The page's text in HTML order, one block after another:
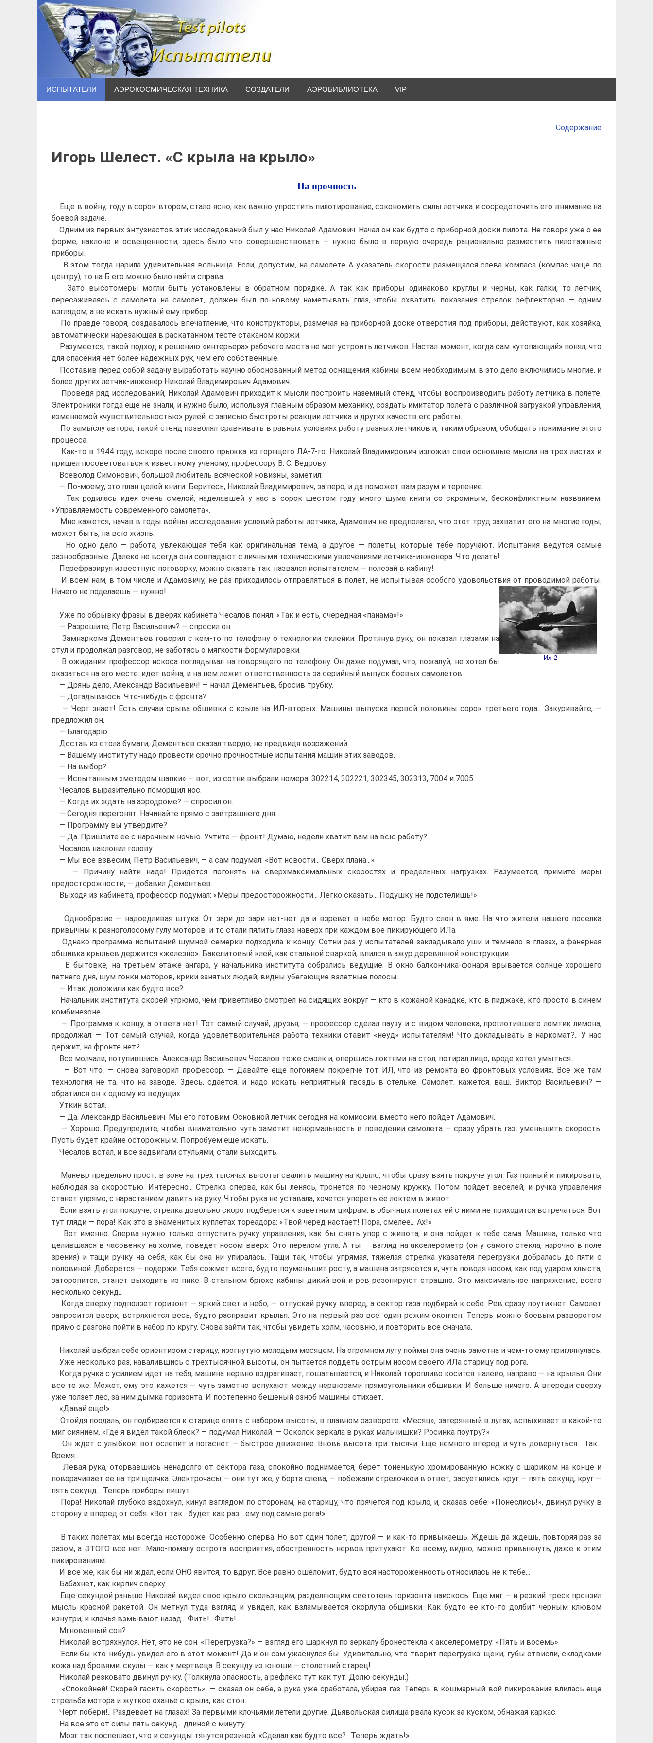
Наверх
ИСПЫТАТЕЛИ АЭРОКОСМИЧЕСКАЯ ТЕХНИКА СОЗДАТЕЛИ АЭРОБИБЛИОТЕКА VIP
Содержание
Игорь Шелест. «С крыла на крыло»
На прочность
Еще в войну, году в сорок втором, стало ясно, как важно упростить пилотирование, сэкономить силы летчика и сосредоточить его внимание на
боевой задаче.
Одним из первых энтузиастов этих исследований был у нас Николай Адамович. Начал он как будто с приборной доски пилота. Не говоря уже о ее
форме, наклоне и освещенности, здесь было что совершенствовать — нужно было в первую очередь рационально разместить пилотажные
приборы.
В этом тогда царила удивительная вольница. Если, допустим, на самолете А указатель скорости размещался слева компаса (компас чаще по
центру), то на Б его можно было найти справа.
Зато высотомеры могли быть установлены в обратном порядке. А так как приборы одинаково круглы и черны, как галки, то летчик,
пересаживаясь с самолета на самолет, должен был по-новому наметывать глаз, чтобы охватить показания стрелок рефлекторно — одним
взглядом, а не искать нужный ему прибор.
По правде говоря, создавалось впечатление, что конструкторы, размечая на приборной доске отверстия под приборы, действуют, как хозяйка,
автоматически нарезающая в раскатанном тесте стаканом коржи.
Разумеется, такой подход к решению «интерьера» рабочего места не мог устроить летчиков. Настал момент, когда сам «утопающий» понял, что
для спасения нет более надежных рук, чем его собственные.
Поставив перед собой задачу выработать научно обоснованный метод оснащения кабины всем необходимым, в это дело включились многие, и
более других летчик-инженер Николай Владимирович Адамович.
Проведя ряд исследований, Николай Адамович приходит к мысли построить наземный стенд, чтобы воспроизводить работу летчика в полете.
Электроники тогда еще не знали, и нужно было, используя главным образом механику, создать имитатор полета с различной загрузкой управления,
изменяемой «чувствительностью» рулей, с записью быстроты реакции летчика и других качеств его работы.
По замыслу автора, такой стенд позволял сравнивать в равных условиях работу разных летчиков и, таким образом, обобщать понимание этого
процесса.
Как-то в 1944 году, вскоре после своего прыжка из горящего ЛА-7-го, Николай Владимирович изложил свои основные мысли на трех листах и
пришел посоветоваться к известному ученому, профессору В. С. Ведрову.
Всеволод Симонович, большой любитель всяческой новизны, заметил:
— По-моему, это план целой книги. Беритесь, Николай Владимирович, за перо, и да поможет вам разум и терпение.
Так родилась идея очень смелой, наделавшей у нас в сорок шестом году много шума книги со скромным, бесконфликтным названием:
«Управляемость современного самолета».
Мне кажется, начав в годы войны исследования условий работы летчика, Адамович не предполагал, что этот труд захватит его на многие годы,
может быть, на всю жизнь.
Но одно дело — работа, увлекающая тебя как оригинальная тема, а другое — полеты, которые тебе поручают. Испытания ведутся самые
разнообразные. Далеко не всегда они совпадают с личными техническими увлечениями летчика-инженера. Что делать!
Перефразируя известную поговорку, можно сказать так: назвался испытателем — полезай в кабину!
И всем нам, в том числе и Адамовичу, не раз приходилось отправляться в полет, не испытывая особого удовольствия от проводимой работы.
Ничего не поделаешь — нужно!
Ил-2
Уже по обрывку фразы в дверях кабинета Чесалов понял: «Так и есть, очередная «панама»!»
— Разрешите, Петр Васильевич? — спросил он.
Замнаркома Дементьев говорил с кем-то по телефону о технологии склейки. Протянув руку, он показал глазами на
стул и продолжал разговор, не заботясь о мягкости формулировки.
В ожидании профессор искоса поглядывал на говорящего по телефону. Он даже подумал, что, пожалуй, не хотел бы
оказаться на его месте: идет война, и на нем лежит ответственность за серийный выпуск боевых самолетов.
— Дрянь дело, Александр Васильевич! — начал Дементьев, бросив трубку.
— Догадываюсь. Что-нибудь с фронта?
— Черт знает! Есть случаи срыва обшивки с крыла на ИЛ-вторых. Машины выпуска первой половины сорок третьего года... Закуривайте, —
предложил он.
— Благодарю.
Достав из стола бумаги, Дементьев сказал твердо, не предвидя возражений:
— Вашему институту надо провести срочно прочностные испытания машин этих заводов.
— На выбор?
— Испытанным «методом шапки» — вот, из сотни выбрали номера: 302214, 302221, 302345, 302313, 7004 и 7005.
Чесалов выразительно поморщил нос.
— Когда их ждать на аэродроме? — спросил он.
— Сегодня перегонят. Начинайте прямо с завтрашнего дня.
— Программу вы утвердите?
— Да. Пришлите ее с нарочным ночью. Учтите — фронт! Думаю, недели хватит вам на всю работу?..
Чесалов наклонил голову.
— Мы все взвесим, Петр Васильевич, — а сам подумал: «Вот новости... Сверх плана...»
— Причину найти надо! Придется погонять на сверхмаксимальных скоростях и предельных нагрузках. Разумеется, примите меры
предосторожности, — добавил Дементьев.
Выходя из кабинета, профессор подумал: «Меры предосторожности... Легко сказать... Подушку не подстелишь!»
Однообразие — надоедливая штука. От зари до зари нет-нет да и взревет в небе мотор. Будто слон в яме. На что жители нашего поселка
привычны к разноголосому гулу моторов, и то стали пялить глаза наверх при каждом вое пикирующего ИЛа.
Однако программа испытаний шумной семерки подходила к концу. Сотни раз у испытателей закладывало уши и темнело в глазах, а фанерная
обшивка крыльев держится «железно». Бакелитовый клей, как стальной сваркой, впился в ажур деревянной конструкции.
В бытовке, на третьем этаже ангара, у начальника института собрались ведущие. В окно балкончика-фонаря врывается солнце хорошего
летнего дня, шум гонки моторов, крики занятых людей; видны убегающие взлетные полосы.
— Итак, доложили как будто все?
Начальник института скорей угрюмо, чем приветливо смотрел на сидящих вокруг — кто в кожаной канадке, кто в пиджаке, кто просто в синем
комбинезоне.
— Программа к концу, а ответа нет! Тот самый случай, друзья, — профессор сделал паузу и с видом человека, проглотившего ломтик лимона,
продолжал: — Тот самый случай, когда удовлетворительная работа техники ставит «неуд» испытателям! Что докладывать в наркомат?.. У нас
держит, на фронте нет?..
Все молчали, потупившись. Александр Васильевич Чесалов тоже смолк и, опершись локтями на стол, потирал лицо, вроде хотел умыться.
— Вот что, — снова заговорил профессор. — Давайте еще погоняем покрепче тот ИЛ, что из ремонта во фронтовых условиях. Все же там
технология не та, что на заводе. Здесь, сдается, и надо искать неприятный гвоздь в стельке. Самолет, кажется, ваш, Виктор Васильевич? —
обратился он к одному из ведущих.
Уткин встал.
— Да, Александр Васильевич. Мы его готовим. Основной летчик сегодня на комиссии, вместо него пойдет Адамович.
— Хорошо. Предупредите, чтобы внимательно: чуть заметит ненормальность в поведении самолета — сразу убрать газ, уменьшить скорость.
Пусть будет крайне осторожным. Попробуем еще искать.
Чесалов встал, и все задвигали стульями, стали выходить.
Маневр предельно прост: в зоне на трех тысячах высоты свалить машину на крыло, чтобы сразу взять покруче угол. Газ полный и пикировать,
наблюдая за скоростью. Интересно... Стрелка сперва, как бы ленясь, тронется по черному кружку. Потом пойдет веселей, и ручка управления
станет упрямо, с нарастанием давить на руку. Чтобы рука не уставала, хочется упереть ее локтем в живот.
Если взять угол покруче, стрелка довольно скоро подберется к заветным цифрам: в обычных полетах ей с ними не приходится встречаться. Вот
тут гляди — пора! Как это в знаменитых куплетах тореадора: «Твой черед настает! Пора, смелее... Ах!»
Вот именно. Сперва нужно только отпустить ручку управления, как бы снять упор с живота, и она пойдет к тебе сама. Машина, только что
целившаяся в часовенку на холме, поведет носом вверх. Это перелом угла. А ты — взгляд на акселерометр (он у самого стекла, нарочно в поле
зрения) и тащи ручку на себя, как бы она ни упиралась. Тащи так, чтобы упрямая, тяжелая стрелка указателя перегрузки добралась до пяти с
половиной. Доберется — подержи. Тебя сожмет всего, будто поуменьшит росту, а машина затрясется и, чуть поводя носом, как под ударом хлыста,
заторопится, станет выходить из пике. В стальном брюхе кабины дикий вой и рев резонируют страшно. Это максимальное напряжение, всего
несколько секунд...
Когда сверху подползет горизонт — яркий свет и небо, — отпускай ручку вперед, а сектор газа подбирай к себе. Рев сразу поутихнет. Самолет
запросится вверх, встряхнется весь, будто расправит крылья. Это на первый раз все: один режим окончен. Теперь можно боевым разворотом
прямо с разгона пойти в набор по кругу. Снова зайти так, чтобы увидеть холм, часовню, и повторить все сначала.
Николай выбрал себе ориентиром старицу, изогнутую молодым месяцем. На огромном лугу поймы она очень заметна и чем-то ему приглянулась.
Уже несколько раз, навалившись с трехтысячной высоты, он пытается поддеть острым носом своего ИЛа старицу под рога.
Когда ручка с усилием идет на тебя, машина нервно вздрагивает, пошатывается, и Николай торопливо косится: налево, направо — на крылья. Они
все те же. Может, ему это кажется — чуть заметно вспухают между нервюрами прямоугольники обшивки. И больше ничего. А впереди сверху
уже ползет лес, за ним дымка горизонта. И постепенно бешеный озноб машины стихает.
«Давай еще!»
Отойдя поодаль, он подбирается к старице опять с набором высоты, в плавном развороте. «Месяц», затерянный в лугах, вспыхивает в какой-то
миг сиянием. «Где я видел такой блеск? — подумал Николай. — Осколок зеркала в руках мальчишки? Росинка поутру?»
Он ждет с улыбкой: вот ослепит и погаснет — быстрое движение. Вновь высота три тысячи. Еще немного вперед и чуть довернуться... Так...
Время...
Левая рука, оторвавшись ненадолго от сектора газа, спокойно поднимается, берет тоненькую хромированную ножку с шариком на конце и
поворачивает ее на три щелчка. Электрочасы — они тут же, у борта слева, — побежали стрелочкой в ответ, засуетились: круг — пять секунд, круг —
пять секунд... Теперь приборы пишут.
Пора! Николай глубоко вздохнул, кинул взглядом по сторонам, на старицу, что прячется под крыло, и, сказав себе: «Понеслись!», двинул ручку в
сторону и вперед от себя. «Вот так... будет как раз... ему под самые рога!»
В таких полетах мы всегда настороже. Особенно сперва. Но вот один полет, другой — и как-то привыкаешь. Ждешь да ждешь, повторяя раз за
разом, а ЭТОГО все нет. Мало-помалу острота восприятия, обостренность нервов притухают. Ко всему, видно, можно привыкнуть, даже к этим
пикированиям.
И все же, как бы ни ждал, если ОНО явится, то вдруг. Все равно ошеломит, будто вся настороженность относилась не к тебе...
Бабахнет, как кирпич сверху.
Еще секундой раньше Николай видел свое крыло скользящим, разделяющим светотень горизонта наискось. Еще миг — и резкий треск пронзил
мысль красной ракетой. Он метнул туда взгляд и увидел, как взламывается скорлупа обшивки. Как будто ее кто-то долбит черным клювом
изнутри, и клочья взмывают назад... Фить!.. Фить!..
Мгновенный сон?
Николай встряхнулся. Нет, это не сон. «Перегрузка?» — взгляд его шаркнул по зеркалу бронестекла к акселерометру: «Пять и восемь».
Если бы кто-нибудь увидел его в этот момент! Да и он сам ужаснулся бы. Удивительно, что творит перегрузка: щеки, губы отвисли, складками
кожа над бровями, скулы — как у мертвеца. В секунду из юноши — столетний старец!
Николай резковато двинул ручку. (Толкнула опасность, а рефлекс тут как тут. Долю секунды.)
«Спокойней! Скорей гасить скорость», — сказал он себе, а рука уже сработала, убирая газ. Теперь в кошмарный вой пикирования влилась еще
стрельба мотора и жуткое оханье с крыла, как стон...
Черт побери!.. Раздевает на глазах! За первыми клочьями летели другие. Дьявольская силища рвала кусок за куском, обнажая каркас.
На все это от силы пять секунд... длиной с минуту.
Мозг так поспешает, что и секунды тянутся резиной. «Сделал как будто все?.. Теперь ждать!»